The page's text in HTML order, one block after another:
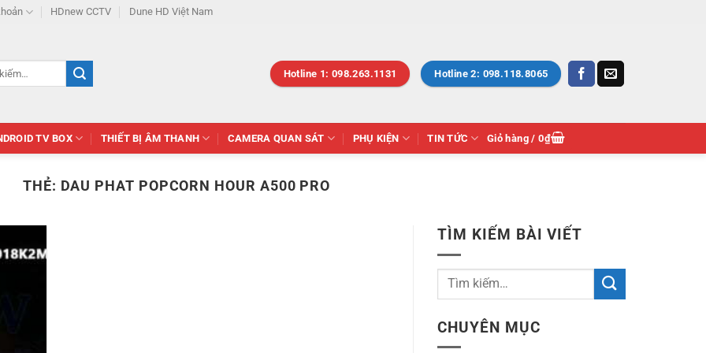
HDnew CCTV Dune HD Việt Nam
Hotline 1: 098.263.1131 Hotline 2: 098.118.8065
TV BOX THIẾT BỊ ÂM THANH CAMERA QUAN SÁT PHỤ KIỆN TIN TỨC Giỏ hàng /0₫
THẺ: DAU PHAT POPCORN HOUR A500 PRO
TÌM KIẾM BÀI VIẾT
CHUYÊN MỤC